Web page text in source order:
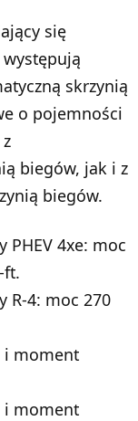
się
skrzynią
o pojemności
biegów, jak i z
biegów.
PHEV 4xe: moc
ft.
R-4: moc 270
i moment
i moment